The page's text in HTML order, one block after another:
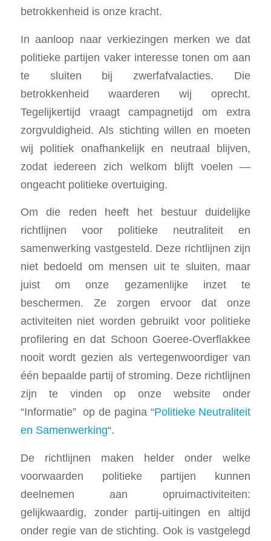
betrokkenheid is onze kracht.
In aanloop naar verkiezingen merken we dat
politieke partijen vaker interesse tonen om aan
te sluiten bij zwerfafvalacties. Die
betrokkenheid waarderen wij oprecht.
Tegelijkertijd vraagt campagnetijd om extra
zorgvuldigheid. Als stichting willen en moeten
wij politiek onafhankelijk en neutraal blijven,
zodat iedereen zich welkom blijft voelen —
ongeacht politieke overtuiging.
Om die reden heeft het bestuur duidelijke
richtlijnen voor politieke neutraliteit en
samenwerking vastgesteld. Deze richtlijnen zijn
niet bedoeld om mensen uit te sluiten, maar
juist om onze gezamenlijke inzet te
beschermen. Ze zorgen ervoor dat onze
activiteiten niet worden gebruikt voor politieke
profilering en dat Schoon Goeree-Overflakkee
nooit wordt gezien als vertegenwoordiger van
één bepaalde partij of stroming. Deze richtlijnen
zijn te vinden op onze website onder
“Informatie” op de pagina “Politieke Neutraliteit
en Samenwerking“.
De richtlijnen maken helder onder welke
voorwaarden politieke partijen kunnen
deelnemen aan opruimactiviteiten:
gelijkwaardig, zonder partij-uitingen en altijd
onder regie van de stichting. Ook is vastgelegd